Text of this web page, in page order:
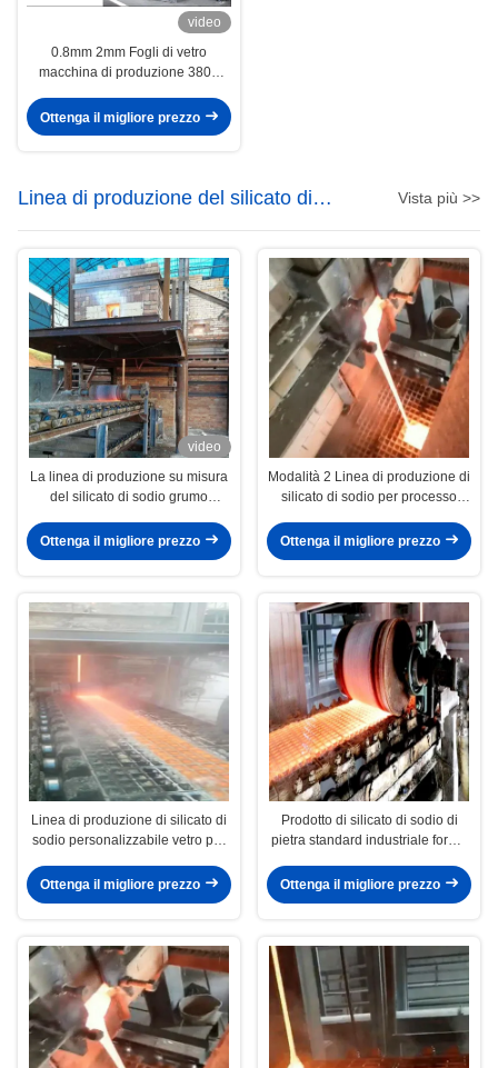
video
0.8mm 2mm Fogli di vetro
macchina di produzione 380V
Ottenga il migliore prezzo
Linea di produzione del silicato di
sodio
Vista più >>
video
La linea di produzione su misura
del silicato di sodio grumo
dell'industria chimica
Ottenga il migliore prezzo
Modalità 2 Linea di produzione di
silicato di sodio per processo
Ottenga il migliore prezzo
Linea di produzione di silicato di
sodio personalizzabile vetro per
Ottenga il migliore prezzo
Prodotto di silicato di sodio di
pietra standard industriale forma
Ottenga il migliore prezzo